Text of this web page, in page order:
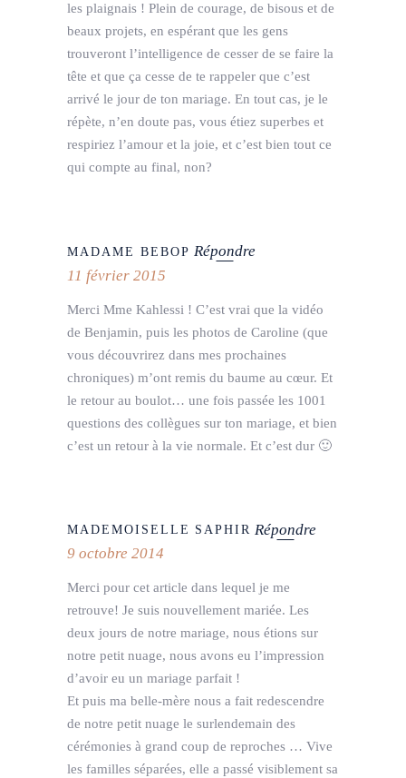
les plaignais ! Plein de courage, de bisous et de
beaux projets, en espérant que les gens
trouveront l’intelligence de cesser de se faire la
tête et que ça cesse de te rappeler que c’est
arrivé le jour de ton mariage. En tout cas, je le
répète, n’en doute pas, vous étiez superbes et
respiriez l’amour et la joie, et c’est bien tout ce
qui compte au final, non?
MADAME BEBOP Répondre
11 février 2015
Merci Mme Kahlessi ! C’est vrai que la vidéo
de Benjamin, puis les photos de Caroline (que
vous découvrirez dans mes prochaines
chroniques) m’ont remis du baume au cœur. Et
le retour au boulot… une fois passée les 1001
questions des collègues sur ton mariage, et bien
c’est un retour à la vie normale. Et c’est dur 🙂
MADEMOISELLE SAPHIR Répondre
9 octobre 2014
Merci pour cet article dans lequel je me
retrouve! Je suis nouvellement mariée. Les
deux jours de notre mariage, nous étions sur
notre petit nuage, nous avons eu l’impression
d’avoir eu un mariage parfait !
Et puis ma belle-mère nous a fait redescendre
de notre petit nuage le surlendemain des
cérémonies à grand coup de reproches … Vive
les familles séparées, elle a passé visiblement sa